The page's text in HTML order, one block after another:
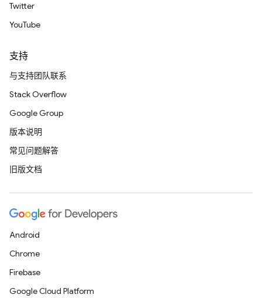
Twitter
YouTube
支持
与支持团队联系
Stack Overflow
Google Group
版本说明
常见问题解答
旧版文档
Android
Chrome
Firebase
Google Cloud Platform